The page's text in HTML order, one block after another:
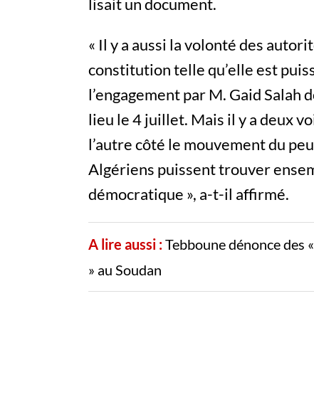
lisait un document.
« Il y a aussi la volonté des
constitution telle qu’elle est
l’engagement par M. Gaid Salah
lieu le 4 juillet. Mais il y a deux
l’autre côté le mouvement du
Algériens puissent trouver
démocratique », a-t-il affirmé.
A lire aussi :Tebboune dénonce des
» au Soudan